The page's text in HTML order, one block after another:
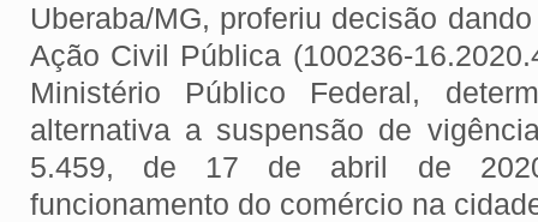
Uberaba/MG, proferiu decisão
Ação Civil Pública (100236-
Ministério Público Federal,
alternativa a suspensão de
5.459, de 17 de abril de
funcionamento do comércio na